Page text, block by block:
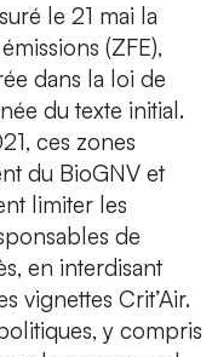
le 21 mai la
(ZFE),
dans la loi de
du texte initial.
ces zones
du BioGNV et
limiter les
de
en interdisant
vignettes Crit’Air.
y compris